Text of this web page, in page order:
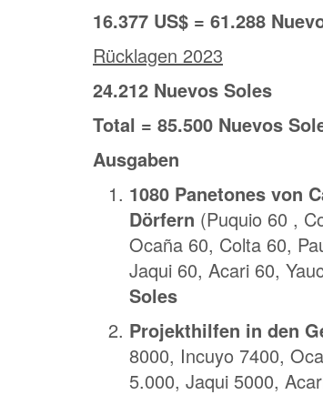
16.377 US$ = 61.288
Rücklagen 2023
24.212 Nuevos Soles
Total = 85.500 Nuevos
Ausgaben
1080 Panetones von
Dörfern (Puquio 60 ,
Ocaña 60, Colta 60,
Jaqui 60, Acari 60,
Soles
Projekthilfen in den
8000, Incuyo 7400,
5.000, Jaqui 5000,